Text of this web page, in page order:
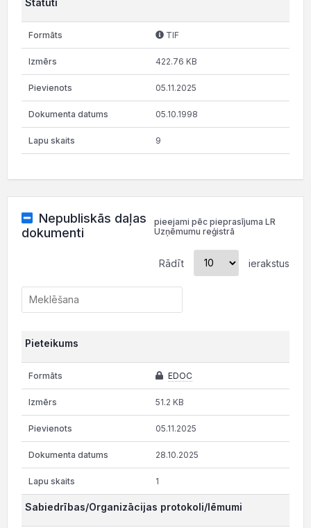
TIF
422.76 KB
05.11.2025
05.10.1998
9
Nepubliskās daļas
dokumenti
pieejami pēc pieprasījuma LR
Uzņēmumu reģistrā
Rādīt ierakstus
Pieteikums
EDOC
51.2 KB
05.11.2025
28.10.2025
1
Sabiedrības/Organizācijas protokoli/lēmumi